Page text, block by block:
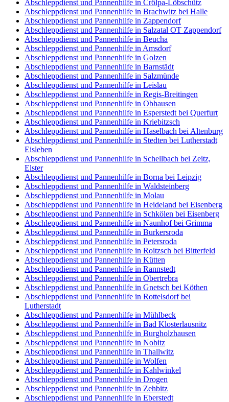
Abschleppdienst und Pannenhilfe in Crölpa-Löbschütz
Abschleppdienst und Pannenhilfe in Brachwitz bei Halle
Abschleppdienst und Pannenhilfe in Zappendorf
Abschleppdienst und Pannenhilfe in Salzatal OT Zappendorf
Abschleppdienst und Pannenhilfe in Beucha
Abschleppdienst und Pannenhilfe in Amsdorf
Abschleppdienst und Pannenhilfe in Golzen
Abschleppdienst und Pannenhilfe in Barnstädt
Abschleppdienst und Pannenhilfe in Salzmünde
Abschleppdienst und Pannenhilfe in Leislau
Abschleppdienst und Pannenhilfe in Regis-Breitingen
Abschleppdienst und Pannenhilfe in Obhausen
Abschleppdienst und Pannenhilfe in Esperstedt bei Querfurt
Abschleppdienst und Pannenhilfe in Kriebitzsch
Abschleppdienst und Pannenhilfe in Haselbach bei Altenburg
Abschleppdienst und Pannenhilfe in Stedten bei Lutherstadt
Eisleben
Abschleppdienst und Pannenhilfe in Schellbach bei Zeitz,
Elster
Abschleppdienst und Pannenhilfe in Borna bei Leipzig
Abschleppdienst und Pannenhilfe in Waldsteinberg
Abschleppdienst und Pannenhilfe in Molau
Abschleppdienst und Pannenhilfe in Heideland bei Eisenberg
Abschleppdienst und Pannenhilfe in Schkölen bei Eisenberg
Abschleppdienst und Pannenhilfe in Naunhof bei Grimma
Abschleppdienst und Pannenhilfe in Burkersroda
Abschleppdienst und Pannenhilfe in Petersroda
Abschleppdienst und Pannenhilfe in Roitzsch bei Bitterfeld
Abschleppdienst und Pannenhilfe in Kütten
Abschleppdienst und Pannenhilfe in Rannstedt
Abschleppdienst und Pannenhilfe in Obertrebra
Abschleppdienst und Pannenhilfe in Gnetsch bei Köthen
Abschleppdienst und Pannenhilfe in Rottelsdorf bei
Lutherstadt
Abschleppdienst und Pannenhilfe in Mühlbeck
Abschleppdienst und Pannenhilfe in Bad Klosterlausnitz
Abschleppdienst und Pannenhilfe in Burgholzhausen
Abschleppdienst und Pannenhilfe in Nobitz
Abschleppdienst und Pannenhilfe in Thallwitz
Abschleppdienst und Pannenhilfe in Wolfen
Abschleppdienst und Pannenhilfe in Kahlwinkel
Abschleppdienst und Pannenhilfe in Drogen
Abschleppdienst und Pannenhilfe in Zehbitz
Abschleppdienst und Pannenhilfe in Eberstedt